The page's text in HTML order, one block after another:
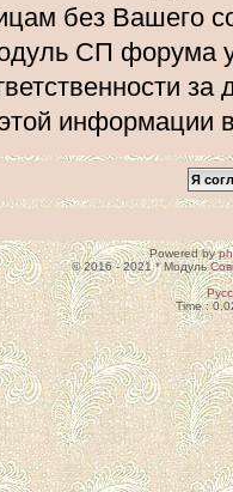
без Вашего
СП форума
за
информации
Powered by
© 2016 - 2021 * Модуль
Time :